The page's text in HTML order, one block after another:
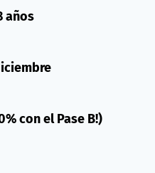
años
con el Pase B!)